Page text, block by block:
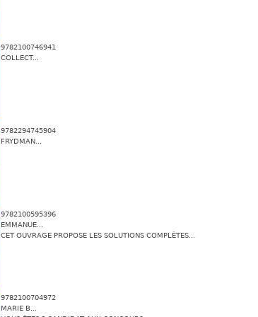
9782100746941
COLLECT...
9782294745904
FRYDMAN...
9782100595396
EMMANUE...
CET OUVRAGE PROPOSE LES SOLUTIONS COMPLÈTES...
9782100704972
MARIE B...